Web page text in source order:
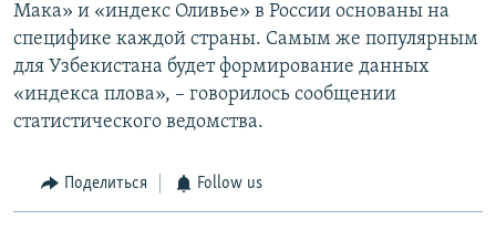
Мака» и «индекс Оливье» в России основаны на
специфике каждой страны. Самым же популярным
для Узбекистана будет формирование данных
«индекса плова», – говорилось сообщении
статистического ведомства.
Поделиться Follow us